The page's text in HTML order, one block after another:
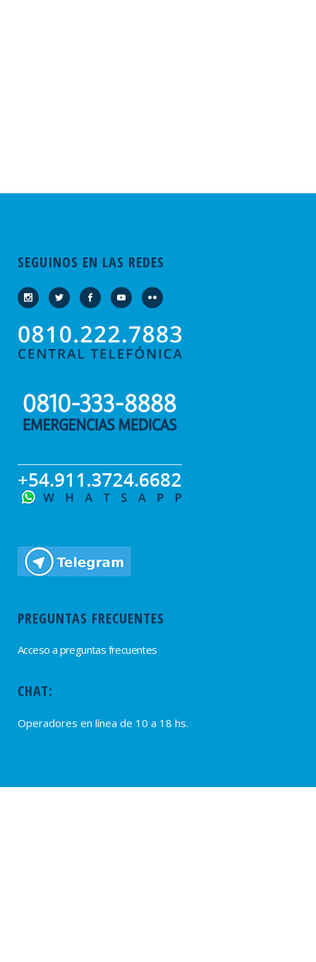
SEGUINOS EN LAS REDES
PREGUNTAS FRECUENTES
Acceso a preguntas frecuentes
CHAT:
Operadores en línea de 10 a 18 hs.
PROVEEDORES